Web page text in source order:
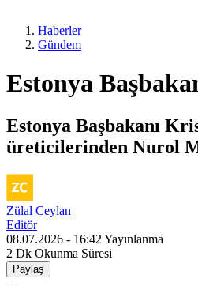
Haberler
Gündem
Estonya
Estonya Başbakanı
üreticilerinden Nurol
Zülal Ceylan
Editör
08.07.2026 - 16:42 Yayınlanma
2 Dk Okunma Süresi
Paylaş